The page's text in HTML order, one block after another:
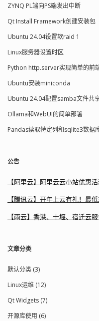
ZYNQ PL端向PS端发出中断
Qt Install Framework创建安装包
Ubuntu 24.04设置软raid 1
Linux服务器设置时区
Python http.server实现简单的前
Ubuntu安装miniconda
Ubuntu 24.04配置samba文件共
Ollama和WebUI的简单部署
Pandas读取特定列和sqlite3数据
公告
【阿里云】阿里云云小站优惠
【腾讯云】开年上云有礼！最低
【雨云】香港、十堰、宿迁云
文章分类
默认分类 (3)
Linux运维 (12)
Qt Widgets (7)
开源库使用 (6)